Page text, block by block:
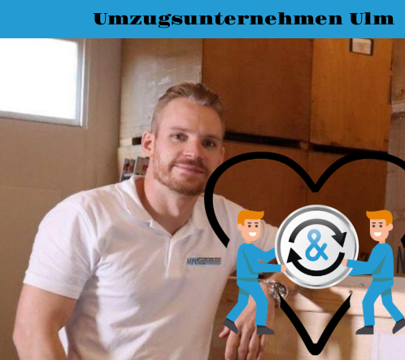
Umzugsunternehmen Ulm